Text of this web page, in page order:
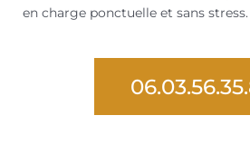
en charge ponctuelle et sans